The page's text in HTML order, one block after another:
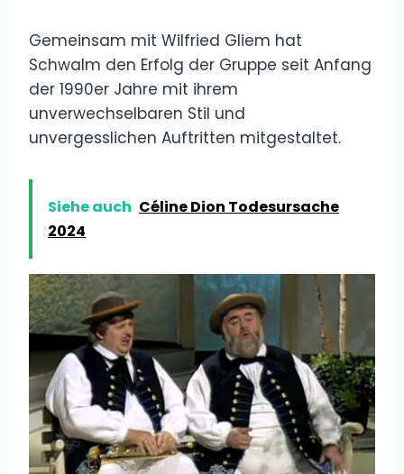
Gemeinsam mit Wilfried Gliem hat
Schwalm den Erfolg der Gruppe seit Anfang
der 1990er Jahre mit ihrem
unverwechselbaren Stil und
unvergesslichen Auftritten mitgestaltet.
Siehe auch Céline Dion Todesursache
2024